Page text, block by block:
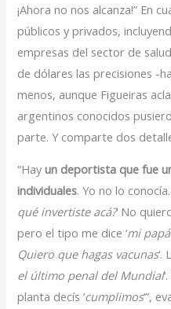
¡Ahora no nos alcanza!” En
públicos y privados,
empresas del sector de
de dólares las precisiones -
menos, aunque Figueiras
argentinos conocidos
parte. Y comparte dos
“Hayun deportista que fue
individuales. Yo no lo
qué invertiste acá?‘ No
pero el tipo me dice ‘mi
Quiero que hagas vacunas‘.
el último penal del Mundial
planta decís ‘cumplimos‘”,